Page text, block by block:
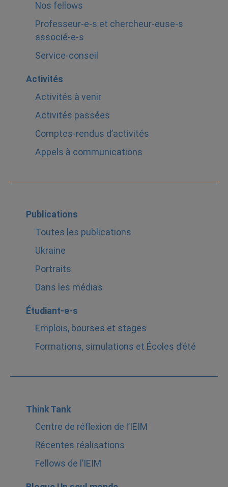
Nos fellows
Professeur-e-s et chercheur-euse-s
associé-e-s
Service-conseil
Activités
Activités à venir
Activités passées
Comptes-rendus d’activités
Appels à communications
Publications
Toutes les publications
Ukraine
Portraits
Dans les médias
Étudiant-e-s
Emplois, bourses et stages
Formations, simulations et Écoles d’été
Think Tank
Centre de réflexion de l’IEIM
Récentes réalisations
Fellows de l’IEIM